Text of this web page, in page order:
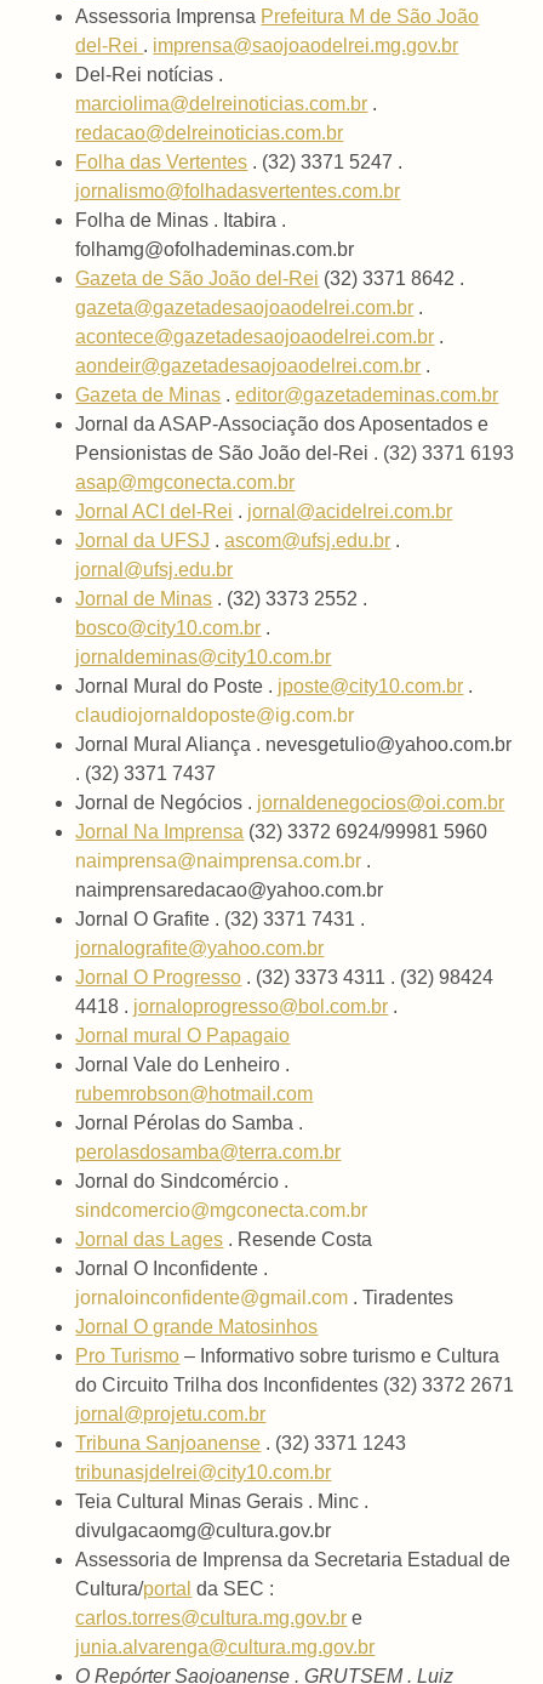
Assessoria Imprensa Prefeitura M de São João
del-Rei . imprensa@saojoaodelrei.mg.gov.br
Del-Rei notícias .
marciolima@delreinoticias.com.br .
redacao@delreinoticias.com.br
Folha das Vertentes . (32) 3371 5247 .
jornalismo@folhadasvertentes.com.br
Folha de Minas . Itabira .
folhamg@ofolhademinas.com.br
Gazeta de São João del-Rei (32) 3371 8642 .
gazeta@gazetadesaojoaodelrei.com.br .
acontece@gazetadesaojoaodelrei.com.br .
aondeir@gazetadesaojoaodelrei.com.br .
Gazeta de Minas .editor@gazetademinas.com.br
Jornal da ASAP-Associação dos Aposentados e
Pensionistas de São João del-Rei . (32) 3371 6193
asap@mgconecta.com.br
Jornal ACI del-Rei . jornal@acidelrei.com.br
Jornal da UFSJ .ascom@ufsj.edu.br .
jornal@ufsj.edu.br
Jornal de Minas . (32) 3373 2552 .
bosco@city10.com.br .
jornaldeminas@city10.com.br
Jornal Mural do Poste . jposte@city10.com.br .
claudiojornaldoposte@ig.com.br
Jornal Mural Aliança . nevesgetulio@yahoo.com.br
. (32) 3371 7437
Jornal de Negócios . jornaldenegocios@oi.com.br
Jornal Na Imprensa (32) 3372 6924/99981 5960
naimprensa@naimprensa.com.br .
naimprensaredacao@yahoo.com.br
Jornal O Grafite . (32) 3371 7431 .
jornalografite@yahoo.com.br
Jornal O Progresso . (32) 3373 4311 . (32) 98424
4418 . jornaloprogresso@bol.com.br .
Jornal mural O Papagaio
Jornal Vale do Lenheiro .
rubemrobson@hotmail.com
Jornal Pérolas do Samba .
perolasdosamba@terra.com.br
Jornal do Sindcomércio .
sindcomercio@mgconecta.com.br
Jornal das Lages . Resende Costa
Jornal O Inconfidente .
jornaloinconfidente@gmail.com . Tiradentes
Jornal O grande Matosinhos
Pro Turismo – Informativo sobre turismo e Cultura
do Circuito Trilha dos Inconfidentes (32) 3372 2671
jornal@projetu.com.br
Tribuna Sanjoanense . (32) 3371 1243
tribunasjdelrei@city10.com.br
Teia Cultural Minas Gerais . Minc .
divulgacaomg@cultura.gov.br
Assessoria de Imprensa da Secretaria Estadual de
Cultura/portal da SEC :
carlos.torres@cultura.mg.gov.br e
junia.alvarenga@cultura.mg.gov.br
O Repórter Saojoanense . GRUTSEM . Luiz